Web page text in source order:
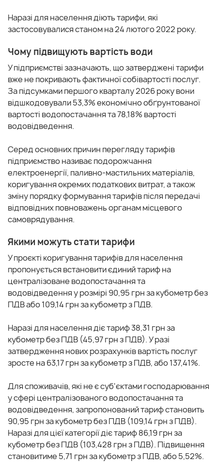
Наразі для населення діють тарифи, які
застосовувалися станом на 24 лютого 2022 року.
Чому підвищують вартість води
У підприємстві зазначають, що затверджені тарифи
вже не покривають фактичної собівартості послуг.
За підсумками першого кварталу 2026 року вони
відшкодовували 53,3% економічно обґрунтованої
вартості водопостачання та 78,18% вартості
водовідведення.
Серед основних причин перегляду тарифів
підприємство називає подорожчання
електроенергії, паливно-мастильних матеріалів,
коригування окремих податкових витрат, а також
зміну порядку формування тарифів після передачі
відповідних повноважень органам місцевого
самоврядування.
Якими можуть стати тарифи
У проєкті коригування тарифів для населення
пропонується встановити єдиний тариф на
централізоване водопостачання та
водовідведення у розмірі 90,95 грн за кубометр без
ПДВ або 109,14 грн за кубометр з ПДВ.
Наразі для населення діє тариф 38,31 грн за
кубометр без ПДВ (45,97 грн з ПДВ). У разі
затвердження нових розрахунків вартість послуг
зросте на 63,17 грн за кубометр з ПДВ, або 137,41%.
Для споживачів, які не є суб'єктами господарювання
у сфері централізованого водопостачання та
водовідведення, запропонований тариф становить
90,95 грн за кубометр без ПДВ (109,14 грн з ПДВ).
Наразі для цієї категорії діє тариф 86,19 грн за
кубометр без ПДВ (103,428 грн з ПДВ). Підвищення
становитиме 5,71 грн за кубометр з ПДВ, або 5,52%.